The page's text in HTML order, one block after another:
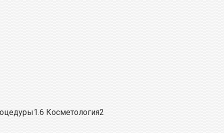
Косметология2